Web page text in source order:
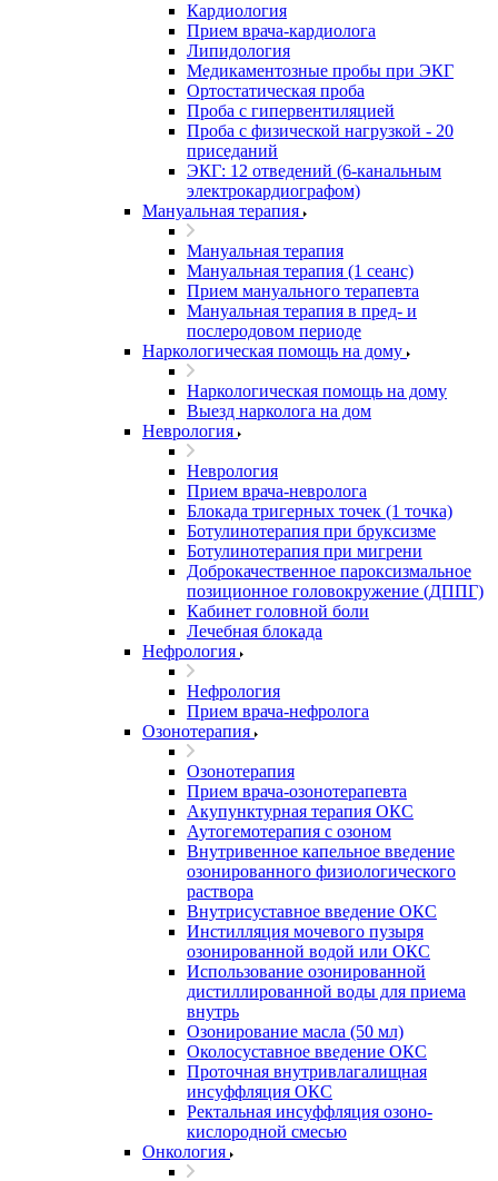
Кардиология
Прием врача-кардиолога
Липидология
Медикаментозные пробы при ЭКГ
Ортостатическая проба
Проба с гипервентиляцией
Проба с физической нагрузкой - 20
приседаний
ЭКГ: 12 отведений (6-канальным
электрокардиографом)
Мануальная терапия
Мануальная терапия
Мануальная терапия (1 сеанс)
Прием мануального терапевта
Мануальная терапия в пред- и
послеродовом периоде
Наркологическая помощь на дому
Наркологическая помощь на дому
Выезд нарколога на дом
Неврология
Неврология
Прием врача-невролога
Блокада тригерных точек (1 точка)
Ботулинотерапия при бруксизме
Ботулинотерапия при мигрени
Доброкачественное пароксизмальное
позиционное головокружение (ДППГ)
Кабинет головной боли
Лечебная блокада
Нефрология
Нефрология
Прием врача-нефролога
Озонотерапия
Озонотерапия
Прием врача-озонотерапевта
Акупунктурная терапия ОКС
Аутогемотерапия с озоном
Внутривенное капельное введение
озонированного физиологического
раствора
Внутрисуставное введение ОКС
Инстилляция мочевого пузыря
озонированной водой или ОКС
Использование озонированной
дистиллированной воды для приема
внутрь
Озонирование масла (50 мл)
Околосуставное введение ОКС
Проточная внутривлагалищная
инсуффляция ОКС
Ректальная инсуффляция озоно-
кислородной смесью
Онкология